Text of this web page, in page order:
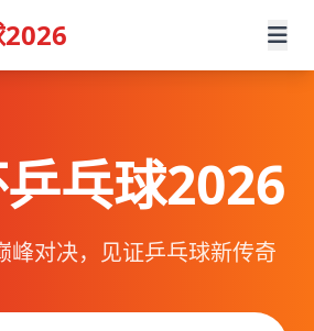
乓球2026
峰对决，见证乒乓球新传奇